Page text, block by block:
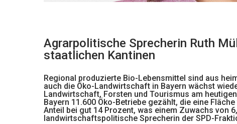
Agrarpolitische Sprecherin Ruth
staatlichen Kantinen
Regional produzierte Bio-Lebensmittel sind aus
auch die Öko-Landwirtschaft in Bayern wächst
Landwirtschaft, Forsten und Tourismus am
Bayern 11.600 Öko-Betriebe gezählt, die eine
Anteil bei gut 14 Prozent, was einem Zuwachs von
landwirtschaftspolitische Sprecherin der SPD-